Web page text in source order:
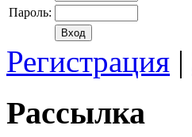
Пароль:
Регистрация |
Рассылка